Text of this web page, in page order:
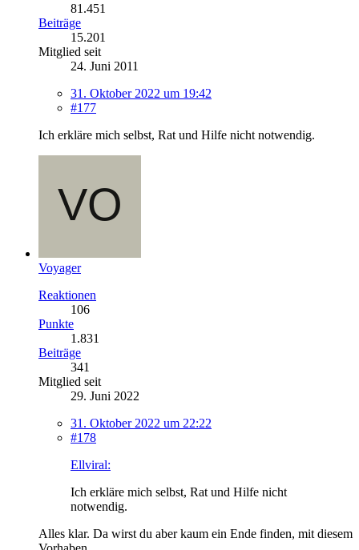
81.451
Beiträge
15.201
Mitglied seit
24. Juni 2011
31. Oktober 2022 um 19:42
#177
Ich erkläre mich selbst, Rat und Hilfe nicht notwendig.
Voyager
Reaktionen
106
Punkte
1.831
Beiträge
341
Mitglied seit
29. Juni 2022
31. Oktober 2022 um 22:22
#178
Ellviral:
Ich erkläre mich selbst, Rat und Hilfe nicht
notwendig.
Alles klar. Da wirst du aber kaum ein Ende finden, mit diesem